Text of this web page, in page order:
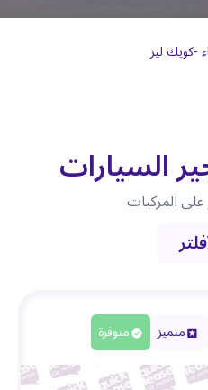
-كويك ليز
السيارات
على المركبات
فلتر
متميز متوفرة